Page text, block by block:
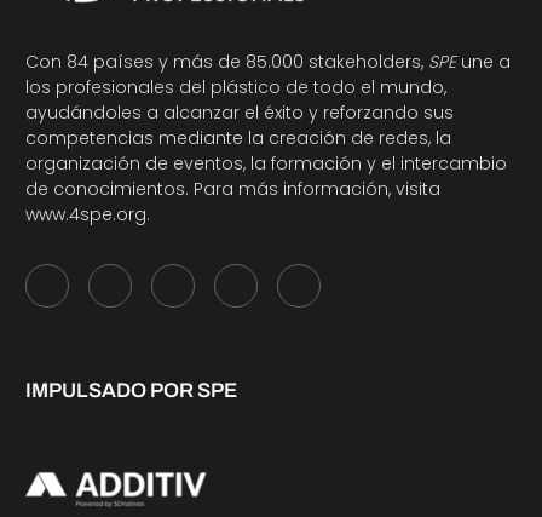
Con 84 países y más de 85.000 stakeholders, SPEune a
los profesionales del plástico de todo el mundo,
ayudándoles a alcanzar el éxito y reforzando sus
competencias mediante la creación de redes, la
organización de eventos, la formación y el intercambio
de conocimientos. Para más información, visita
www.4spe.org.
IMPULSADO POR SPE